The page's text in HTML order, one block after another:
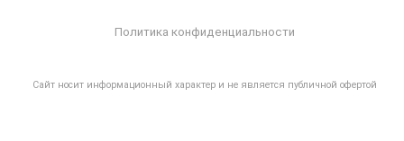
Политика конфиденциальности
Cайт носит информационный характер и не является публичной офертой